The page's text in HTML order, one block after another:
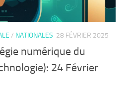
/ NATIONALES 28 FÉVRIER 2025
numérique du
24 Février